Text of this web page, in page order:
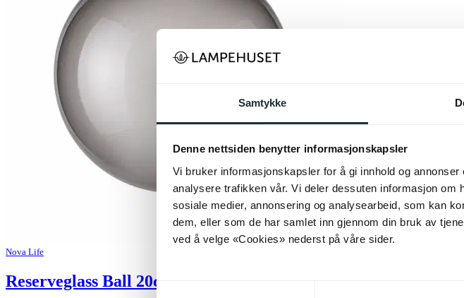
Samtykke
Denne nettsiden benytter informasjonskapsler
Vi bruker informasjonskapsler for å gi innhold og
analysere trafikken vår. Vi deler dessuten informasjon
sosiale medier, annonsering og analysearbeid, som kan
dem, eller som de har samlet inn gjennom din bruk av
ved å velge «Cookies» nederst på våre sider.
Samtykkevalg
Nova Life
Reserveglass Ball 20cm smoke